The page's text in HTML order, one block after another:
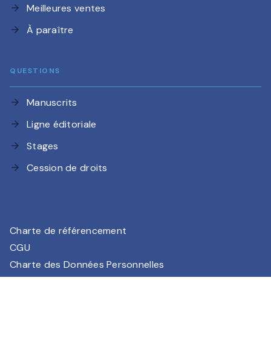
arrow_forward Meilleures ventes
arrow_forward À paraître
QUESTIONS
arrow_forward Manuscrits
arrow_forward Ligne éditoriale
arrow_forward Stages
arrow_forward Cession de droits
Charte de référencement
CGU
Charte des Données Personnelles